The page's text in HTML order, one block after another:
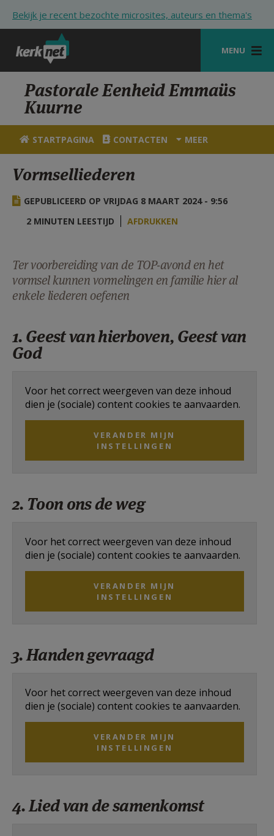
Bekijk je recent bezochte microsites, auteurs en thema's
MENU
STARTPAGINA
KERK
VIERINGEN
MIJN PAROCHIE
AANMELDEN OF REGISTREREN
Pastorale Eenheid Emmaüs
Kuurne
STARTPAGINA CONTACTEN MEER
Vormselliederen
GEPUBLICEERD OP VRIJDAG 8 MAART 2024 - 9:56
2 MINUTEN LEESTIJD
AFDRUKKEN
Ter voorbereiding van de TOP-avond en het
vormsel kunnen vormelingen en familie hier al
enkele liederen oefenen
1. Geest van hierboven, Geest van
God
Voor het correct weergeven van deze inhoud
dien je (sociale) content cookies te aanvaarden.
VERANDER MIJN
INSTELLINGEN
2. Toon ons de weg
Voor het correct weergeven van deze inhoud
dien je (sociale) content cookies te aanvaarden.
VERANDER MIJN
INSTELLINGEN
3. Handen gevraagd
Voor het correct weergeven van deze inhoud
dien je (sociale) content cookies te aanvaarden.
VERANDER MIJN
INSTELLINGEN
4. Lied van de samenkomst